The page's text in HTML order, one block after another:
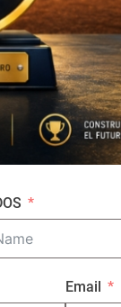
Email